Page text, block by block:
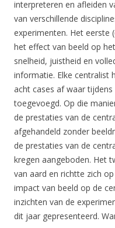
interpreteren en afleiden
van verschillende
experimenten. Het eerste
het effect van beeld op
snelheid, juistheid en
informatie. Elke centralist
acht cases af waar
toegevoegd. Op die
de prestaties van de
afgehandeld zonder
de prestaties van de
kregen aangeboden. Het
van aard en richtte zich
impact van beeld op de
inzichten van de
dit jaar gepresenteerd.